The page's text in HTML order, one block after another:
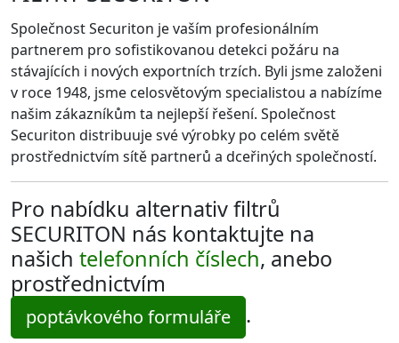
Společnost Securiton je vaším profesionálním
partnerem pro sofistikovanou detekci požáru na
stávajících i nových exportních trzích. Byli jsme založeni
v roce 1948, jsme celosvětovým specialistou a nabízíme
našim zákazníkům ta nejlepší řešení. Společnost
Securiton distribuuje své výrobky po celém světě
prostřednictvím sítě partnerů a dceřiných společností.
Pro nabídku alternativ filtrů
SECURITON nás kontaktujte na
našich telefonních číslech, anebo
prostřednictvím
poptávkového formuláře .